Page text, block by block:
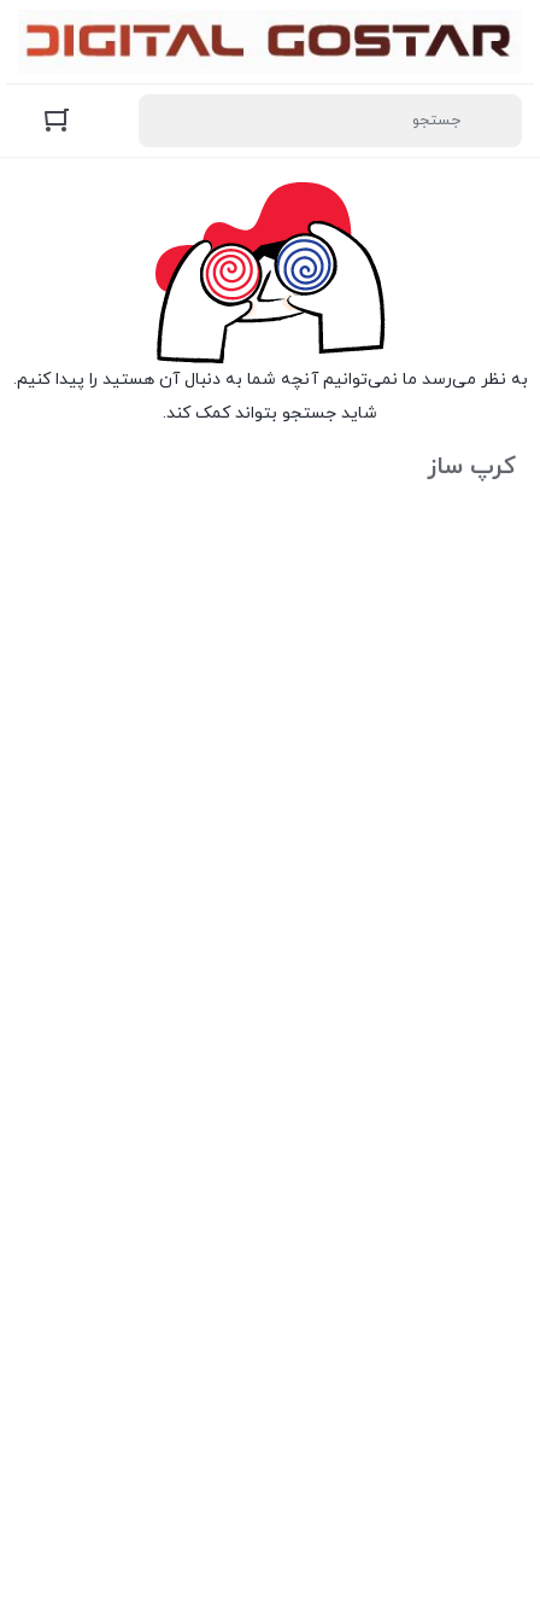
به نظر می‌رسد ما نمی‌توانیم آنچه شما به دنبال آن هستید را پیدا کنیم.
شاید جستجو بتواند کمک کند.
کرپ ساز